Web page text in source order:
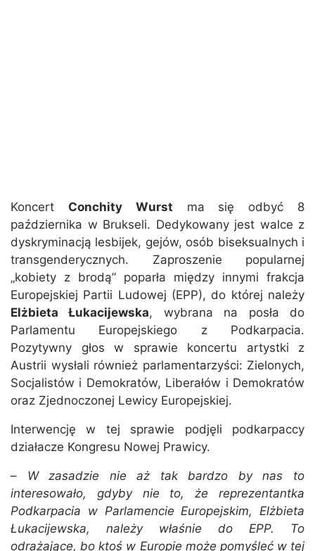
Koncert Conchity Wurst ma się odbyć 8
października w Brukseli. Dedykowany jest walce z
dyskryminacją lesbijek, gejów, osób biseksualnych i
transgenderycznych. Zaproszenie popularnej
„kobiety z brodą” poparła między innymi frakcja
Europejskiej Partii Ludowej (EPP), do której należy
Elżbieta Łukacijewska, wybrana na posła do
Parlamentu Europejskiego z Podkarpacia.
Pozytywny głos w sprawie koncertu artystki z
Austrii wysłali również parlamentarzyści: Zielonych,
Socjalistów i Demokratów, Liberałów i Demokratów
oraz Zjednoczonej Lewicy Europejskiej.
Interwencję w tej sprawie podjęli podkarpaccy
działacze Kongresu Nowej Prawicy.
– W zasadzie nie aż tak bardzo by nas to
interesowało, gdyby nie to, że reprezentantka
Podkarpacia w Parlamencie Europejskim, Elżbieta
Łukacijewska, należy właśnie do EPP. To
odrażające, bo ktoś w Europie może pomyśleć w tej